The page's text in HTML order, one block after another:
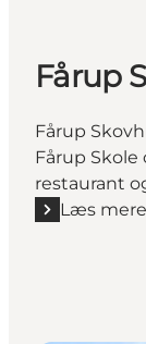
Fårup
Fårup
Fårup
restaurant
Læs mere
Læs mere